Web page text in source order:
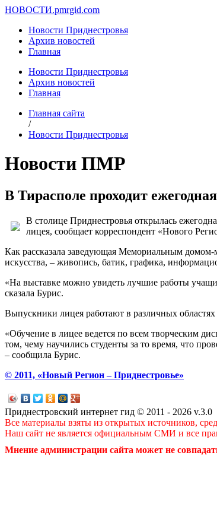
НОВОСТИ.pmrgid.com
Новости Приднестровья
Архив новостей
Главная
Новости Приднестровья
Архив новостей
Главная
Главная сайта
/
Новости Приднестровья
Новости ПМР
В Тирасполе проходит
В столице Приднестровья открылась
лицея, сообщает корреспондент «Нового
Как рассказала заведующая Мемориальным
искусства, – живопись, батик, графика,
«На выставке можно увидеть лучшие работы
сказала Бурис.
Выпускники лицея работают в различных
«Обучение в лицее ведется по всем творческим
том, чему научились студенты за то время, что
– сообщила Бурис.
© 2011, «Новый Регион – Приднестровье»
Приднестровский интернет гид © 2011 - 2026 v.3.0
Все материалы взяты из открытых источников,
Наш сайт не является официальным СМИ и все
Мнение администрации сайта может не